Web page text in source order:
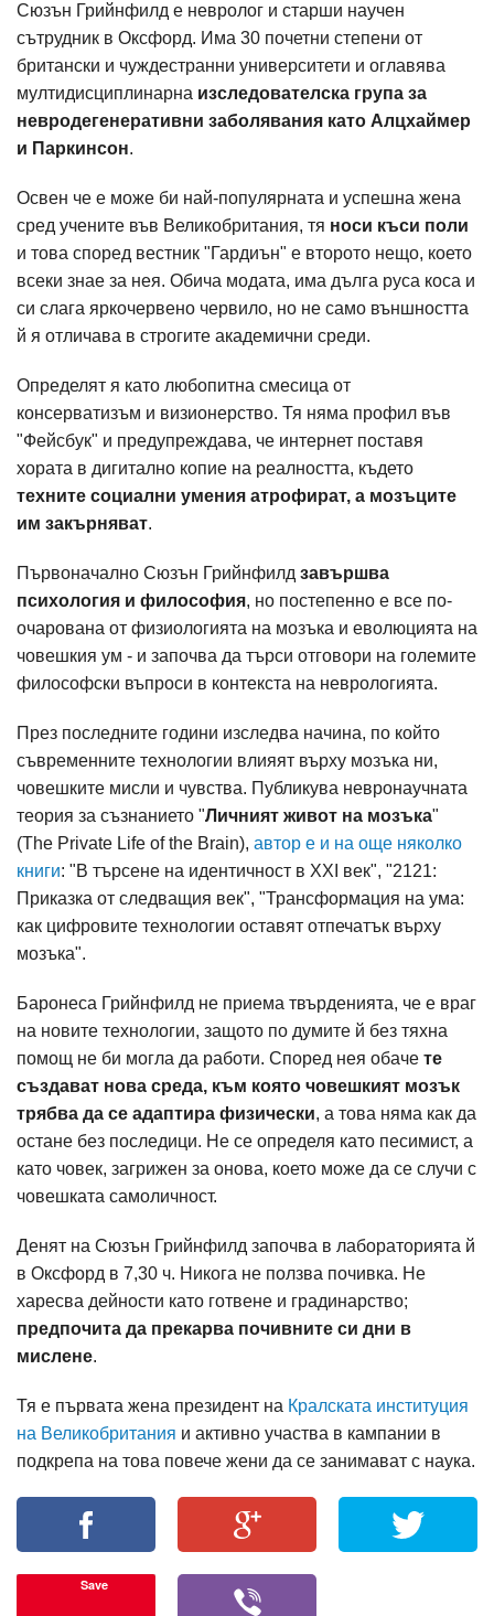
Сюзън Грийнфилд е невролог и старши научен
сътрудник в Оксфорд. Има 30 почетни степени от
британски и чуждестранни университети и оглавява
мултидисциплинарна изследователска група за
невродегенеративни заболявания като Алцхаймер
и Паркинсон.
Освен че е може би най-популярната и успешна жена
сред учените във Великобритания, тя носи къси поли
и това според вестник "Гардиън" е второто нещо, което
всеки знае за нея. Обича модата, има дълга руса коса и
си слага яркочервено червило, но не само външността
й я отличава в строгите академични среди.
Определят я като любопитна смесица от
консерватизъм и визионерство. Тя няма профил във
"Фейсбук" и предупреждава, че интернет поставя
хората в дигитално копие на реалността, където
техните социални умения атрофират, а мозъците
им закърняват.
Първоначално Сюзън Грийнфилд завършва
психология и философия, но постепенно е все по-
очарована от физиологията на мозъка и еволюцията на
човешкия ум - и започва да търси отговори на големите
философски въпроси в контекста на неврологията.
През последните години изследва начина, по който
съвременните технологии влияят върху мозъка ни,
човешките мисли и чувства. Публикува невронаучната
теория за съзнанието "Личният живот на мозъка"
(The Private Life of the Brain), автор е и на още няколко
книги: "В търсене на идентичност в XXI век", "2121:
Приказка от следващия век", "Трансформация на ума:
как цифровите технологии оставят отпечатък върху
мозъка".
Баронеса Грийнфилд не приема твърденията, че е враг
на новите технологии, защото по думите й без тяхна
помощ не би могла да работи. Според нея обаче те
създават нова среда, към която човешкият мозък
трябва да се адаптира физически, а това няма как да
остане без последици. Не се определя като песимист, а
като човек, загрижен за онова, което може да се случи с
човешката самоличност.
Денят на Сюзън Грийнфилд започва в лабораторията й
в Оксфорд в 7,30 ч. Никога не ползва почивка. Не
харесва дейности като готвене и градинарство;
предпочита да прекарва почивните си дни в
мислене.
Тя е първата жена президент на Кралската институция
на Великобритания и активно участва в кампании в
подкрепа на това повече жени да се занимават с наука.
Save